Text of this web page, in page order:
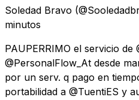
Soledad Bravo
minutos
PAUPERRIMO el servicio de
@PersonalFlow_At desde
por un serv. q pago en
portabilidad a @TuentiES y